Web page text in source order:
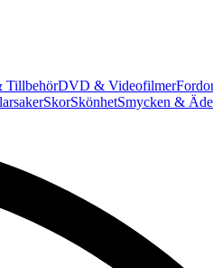
TillbehörDVD & Videofilmer
SkorSkönhetSmycken &